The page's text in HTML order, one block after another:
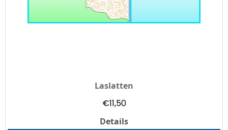
Laslatten
€11,50
Details